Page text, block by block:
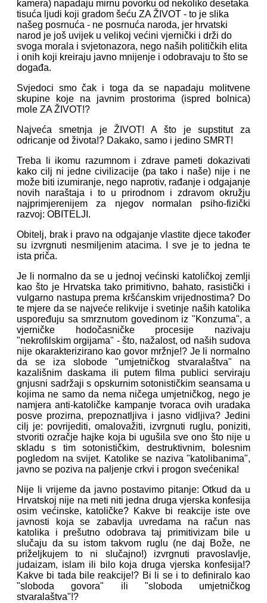
kamera) napadaju mirnu povorku od nekoliko desetaka
tisuća ljudi koji gradom šeću ZA ŽIVOT - to je slika
našeg posrnuća - ne posrnuća naroda, jer hrvatski
narod je još uvijek u velikoj većini vjernički i drži do
svoga morala i svjetonazora, nego naših političkih elita
i onih koji kreiraju javno mnijenje i odobravaju to što se
događa.
Svjedoci smo čak i toga da se napadaju molitvene
skupine koje na javnim prostorima (ispred bolnica)
mole ZA ŽIVOT!?
Najveća smetnja je ŽIVOT! A što je supstitut za
odricanje od života!? Dakako, samo i jedino SMRT!
Treba li ikomu razumnom i zdrave pameti dokazivati
kako cilj ni jedne civilizacije (pa tako i naše) nije i ne
može biti izumiranje, nego naprotiv, rađanje i odgajanje
novih naraštaja i to u prirodnom i zdravom okružju
najprimjerenijem za njegov normalan psiho-fizički
razvoj: OBITELJI.
Obitelj, brak i pravo na odgajanje vlastite djece također
su izvrgnuti nesmiljenim atacima. I sve je to jedna te
ista priča.
Je li normalno da se u jednoj većinski katoličkoj zemlji
kao što je Hrvatska tako primitivno, bahato, rasistički i
vulgarno nastupa prema kršćanskim vrijednostima? Do
te mjere da se najveće relikvije i svetinje naših katolika
uspoređuju sa smrznutom govedinom iz "Konzuma", a
vjerničke hodočasničke procesije nazivaju
"nekrofilskim orgijama" - što, nažalost, od naših sudova
nije okarakterizirano kao govor mržnje!? Je li normalno
da se iza slobode "umjetničkog stvaralaštva" na
kazališnim daskama ili putem filma publici serviraju
gnjusni sadržaji s opskurnim sotonističkim seansama u
kojima ne samo da nema ničega umjetničkog, nego je
namjera anti-katoličke kampanje tvoraca ovih uradaka
posve prozirna, prepoznatljiva i jasno vidljiva? Jedini
cilj je: povrijediti, omalovažiti, izvrgnuti ruglu, poniziti,
stvoriti ozračje hajke koja bi ugušila sve ono što nije u
skladu s tim sotonističkim, destruktivnim, bolesnim
pogledom na svijet. Katolike se naziva "katolibanima",
javno se poziva na paljenje crkvi i progon svećenika!
Nije li vrijeme da javno postavimo pitanje: Otkud da u
Hrvatskoj nije na meti niti jedna druga vjerska konfesija
osim većinske, katoličke? Kakve bi reakcije iste ove
javnosti koja se zabavlja uvredama na račun nas
katolika i prešutno odobrava taj primitivizam bile u
slučaju da su istom takvom ruglu (ne daj Bože, ne
priželjkujem to ni slučajno!) izvrgnuti pravoslavlje,
judaizam, islam ili bilo koja druga vjerska konfesija!?
Kakve bi tada bile reakcije!? Bi li se i to definiralo kao
"sloboda govora" ili "sloboda umjetničkog
stvaralaštva"!?